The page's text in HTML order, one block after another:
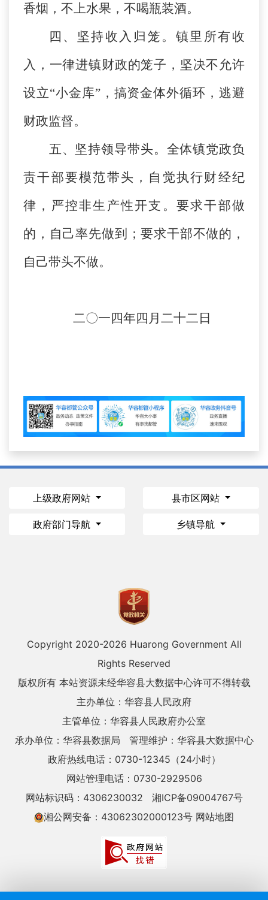
香烟，不上水果，不喝瓶装酒。
四、坚持收入归笼。镇里所有收
入，一律进镇财政的笼子，坚决不允许
设立“小金库”，搞资金体外循环，逃避
财政监督。
五、坚持领导带头。全体镇党政负
责干部要模范带头，自觉执行财经纪
律，严控非生产性开支。要求干部做
的，自己率先做到；要求干部不做的，
自己带头不做。
二〇一四年四月二十二日
上级政府网站 县市区网站
政府部门导航 乡镇导航
Copyright 2020-2026 Huarong Government All
Rights Reserved
版权所有 本站资源未经华容县大数据中心许可不得转载
主办单位：华容县人民政府
主管单位：华容县人民政府办公室
承办单位：华容县数据局
管理维护：华容县大数据中心
政府热线电话：0730-12345（24小时）
网站管理电话：0730-2929506
网站标识码：4306230032
湘ICP备09004767号
湘公网安备：43062302000123号 网站地图